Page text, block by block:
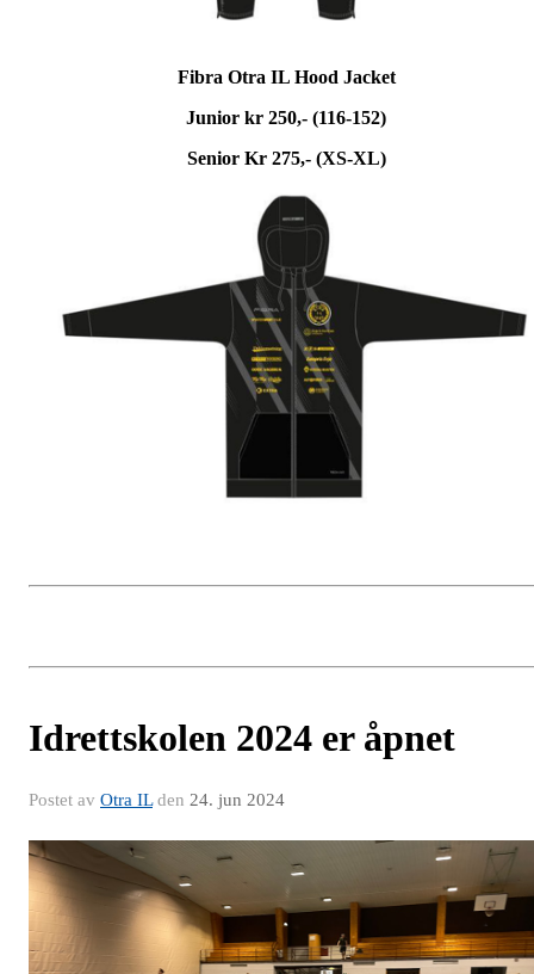
Fibra Otra IL Hood Jacket
Junior kr 250,- (116-152)
Senior Kr 275,- (XS-XL)
Idrettskolen 2024 er åpnet
Postet av Otra ILden 24. jun 2024